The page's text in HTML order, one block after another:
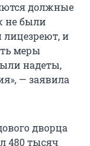
должные
не были
лицезреют, и
меры
надеты,
— заявила
дворца
480 тысяч